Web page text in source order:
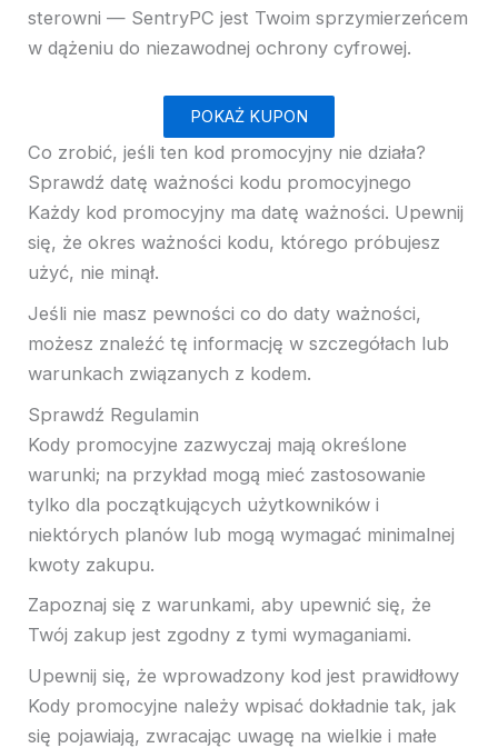
sterowni — SentryPC jest Twoim sprzymierzeńcem
w dążeniu do niezawodnej ochrony cyfrowej.
POKAŻ KUPON
Co zrobić, jeśli ten kod promocyjny nie działa?
Sprawdź datę ważności kodu promocyjnego
Każdy kod promocyjny ma datę ważności. Upewnij
się, że okres ważności kodu, którego próbujesz
użyć, nie minął.
Jeśli nie masz pewności co do daty ważności,
możesz znaleźć tę informację w szczegółach lub
warunkach związanych z kodem.
Sprawdź Regulamin
Kody promocyjne zazwyczaj mają określone
warunki; na przykład mogą mieć zastosowanie
tylko dla początkujących użytkowników i
niektórych planów lub mogą wymagać minimalnej
kwoty zakupu.
Zapoznaj się z warunkami, aby upewnić się, że
Twój zakup jest zgodny z tymi wymaganiami.
Upewnij się, że wprowadzony kod jest prawidłowy
Kody promocyjne należy wpisać dokładnie tak, jak
się pojawiają, zwracając uwagę na wielkie i małe